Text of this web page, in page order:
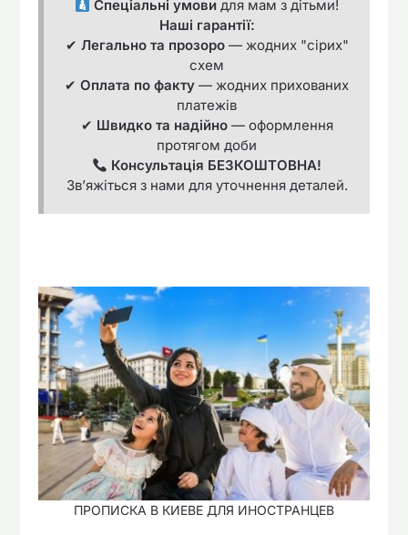
Спеціальні умови для мам з дітьми!
Наші гарантії:
✔ Легально та прозоро— жодних "сірих"
схем
✔ Оплата по факту — жодних прихованих
платежів
✔ Швидко та надійно— оформлення
протягом доби
Консультація БЕЗКОШТОВНА!
Зв’яжіться з нами для уточнення деталей.
ПРОПИСКА В КИЕВЕ ДЛЯ ИНОСТРАНЦЕВ